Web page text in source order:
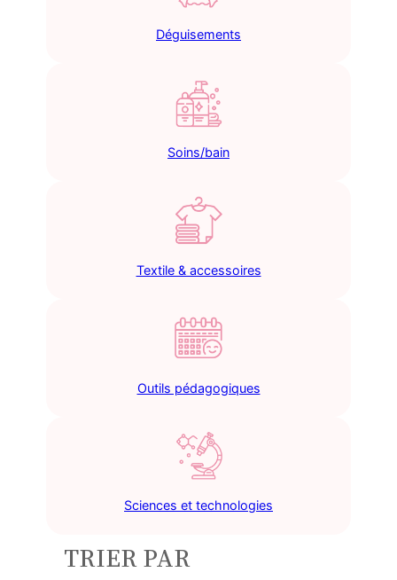
Déguisements
Soins/bain
Textile & accessoires
Outils pédagogiques
Sciences et technologies
TRIER PAR